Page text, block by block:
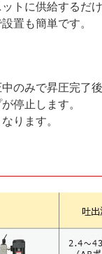
トに供給するだ
置も簡単です。
のみで昇圧完了
停止します。
ります。